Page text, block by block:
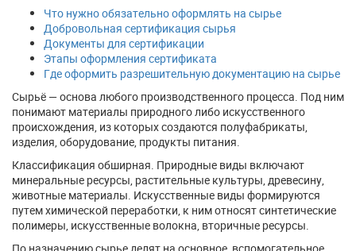
Что нужно обязательно оформлять на сырье
Добровольная сертификация сырья
Документы для сертификации
Этапы оформления сертификата
Где оформить разрешительную документацию на сырье
Сырьё — основа любого производственного процесса. Под ним
понимают материалы природного либо искусственного
происхождения, из которых создаются полуфабрикаты,
изделия, оборудование, продукты питания.
Классификация обширная. Природные виды включают
минеральные ресурсы, растительные культуры, древесину,
животные материалы. Искусственные виды формируются
путем химической переработки, к ним относят синтетические
полимеры, искусственные волокна, вторичные ресурсы.